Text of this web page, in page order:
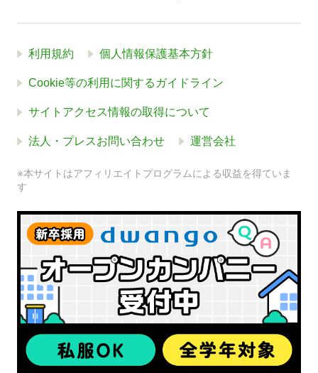
利用規約 個人情報保護基本方針
Cookie等の利用に関するガイドライン
サイトアクセス情報の取得について
法人・プレスお問い合わせ 運営会社
※本サイトはアフィリエイトプログラムによる収益を得ていま
す